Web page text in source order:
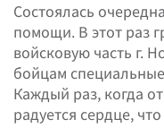
Состоялась
помощи. В этот раз
войсковую часть г.
бойцам
Каждый раз, когда
радуется сердце,